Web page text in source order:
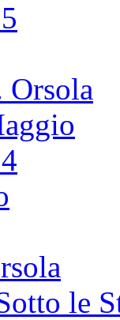
Orsola
le